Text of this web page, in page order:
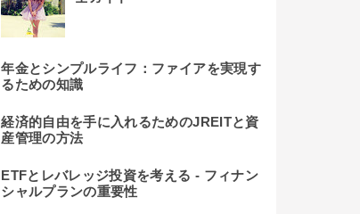
年金とシンプルライフ：ファイアを実現す
るための知識
経済的自由を手に入れるためのJREITと資
産管理の方法
ETFとレバレッジ投資を考える - フィナン
シャルプランの重要性